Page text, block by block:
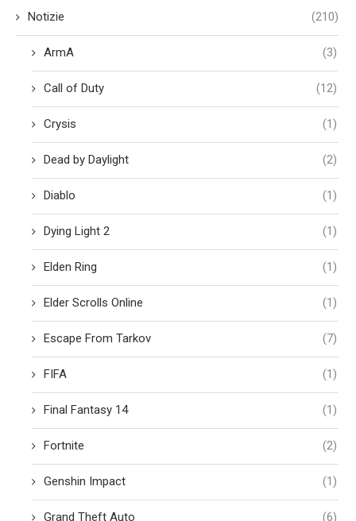
Notizie (210)
ArmA (3)
Call of Duty (12)
Crysis (1)
Dead by Daylight (2)
Diablo (1)
Dying Light 2 (1)
Elden Ring (1)
Elder Scrolls Online (1)
Escape From Tarkov (7)
FIFA (1)
Final Fantasy 14 (1)
Fortnite (2)
Genshin Impact (1)
Grand Theft Auto (6)